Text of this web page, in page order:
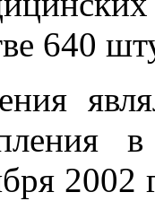
640
2002